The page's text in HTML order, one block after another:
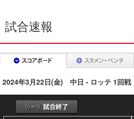
試合速報
2024年3月22日(金) 中日 - ロッテ 1回